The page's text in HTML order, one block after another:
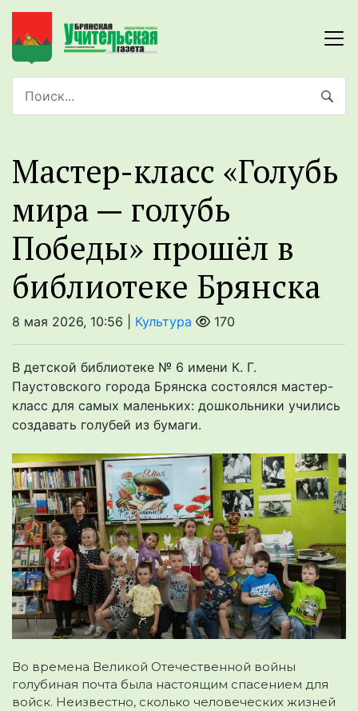
Мастер-класс «Голубь
мира — голубь
Победы» прошёл в
библиотеке Брянска
8 мая 2026, 10:56 | Культура 170
В детской библиотеке № 6 имени К. Г.
Паустовского города Брянска состоялся мастер-
класс для самых маленьких: дошкольники учились
создавать голубей из бумаги.
Во времена Великой Отечественной войны
голубиная почта была настоящим спасением для
войск. Неизвестно, сколько человеческих жизней